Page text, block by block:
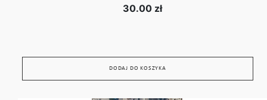
30.00 zł
DODAJ DO KOSZYKA